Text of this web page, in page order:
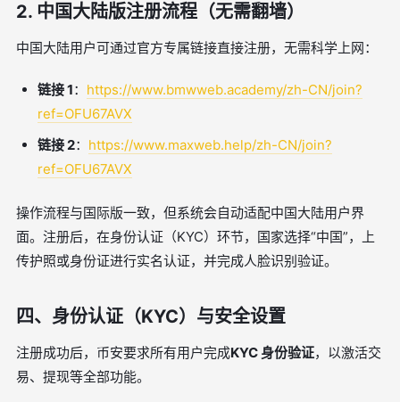
2. 中国大陆版注册流程（无需翻墙）
中国大陆用户可通过官方专属链接直接注册，无需科学上网：
链接 1： https://www.bmwweb.academy/zh-CN/join?
ref=OFU67AVX
链接 2： https://www.maxweb.help/zh-CN/join?
ref=OFU67AVX
操作流程与国际版一致，但系统会自动适配中国大陆用户界
面。注册后，在身份认证（KYC）环节，国家选择“中国”，上
传护照或身份证进行实名认证，并完成人脸识别验证。
四、身份认证（KYC）与安全设置
注册成功后，币安要求所有用户完成KYC 身份验证，以激活交
易、提现等全部功能。